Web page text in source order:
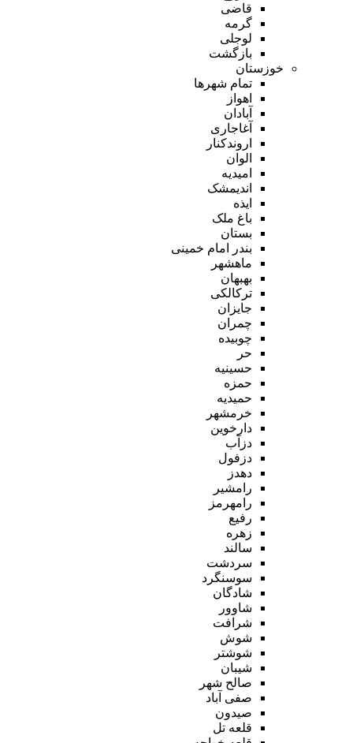
قاضی
گرمه
لوجلی
بازگشت
خوزستان
تمام شهر‌ها
اهواز
آبادان
آغاجاری
اروندکنار
الوان
امیدیه
اندیمشک
ایذه
باغ ملک
بستان
بندر امام خمینی
ماهشهر
بهبهان
ترکالکی
جایزان
چمران
چوبیده
حر
حسینیه
حمزه
حمیدیه
خرمشهر
دارخوین
دزآب
دزفول
دهدز
رامشیر
رامهرمز
رفیع
زهره
سالند
سردشت
سوسنگرد
شادگان
شاوور
شرافت
شوش
شوشتر
شیبان
صالح شهر
صفی آباد
صیدون
قلعه تل